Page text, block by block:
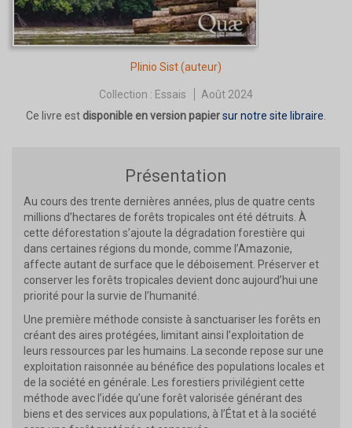
Plinio Sist(auteur)
Collection : Essais
Août 2024
Ce livre est disponible en version papiersur notre site libraire
Présentation
Au cours des trente dernières années, plus de quatre cents
millions d’hectares de forêts tropicales ont été détruits. À
cette déforestation s’ajoute la dégradation forestière qui
dans certaines régions du monde, comme l’Amazonie,
affecte autant de surface que le déboisement. Préserver et
conserver les forêts tropicales devient donc aujourd’hui une
priorité pour la survie de l’humanité.
Une première méthode consiste à sanctuariser les forêts en
créant des aires protégées, limitant ainsi l’exploitation de
leurs ressources par les humains. La seconde repose sur une
exploitation raisonnée au bénéfice des populations locales et
de la société en générale. Les forestiers privilégient cette
méthode avec l’idée qu’une forêt valorisée générant des
biens et des services aux populations, à l’État et à la société